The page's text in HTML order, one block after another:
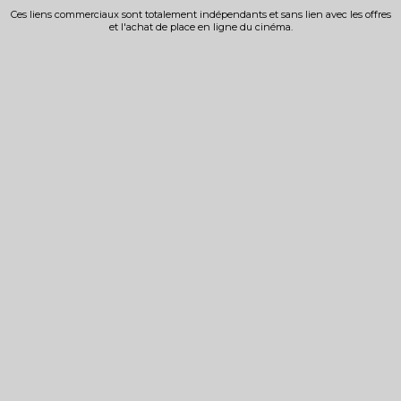
Ces liens commerciaux sont totalement indépendants et sans lien avec les offres
et l'achat de place en ligne du cinéma.